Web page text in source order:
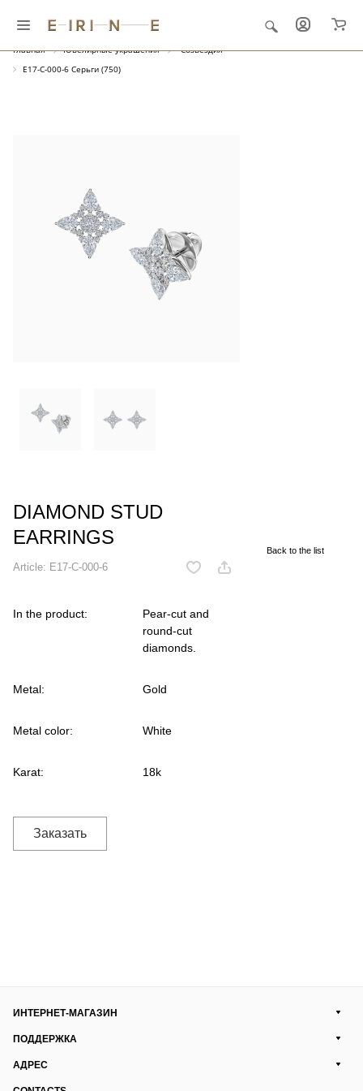
Главная Ювелирные украшения
"Созвездия"
E17-C-000-6 Серьги (750)
DIAMOND STUD
EARRINGS
Article: E17-C-000-6
In the product:
Pear-cut and
round-cut
diamonds.
Metal: Gold
Metal color: White
Karat: 18k
Заказать
Back to the list
ИНТЕРНЕТ-МАГАЗИН
ПОДДЕРЖКА
АДРЕС